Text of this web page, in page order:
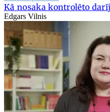
Kā nosaka kontrolēto
Edgars Vilnis